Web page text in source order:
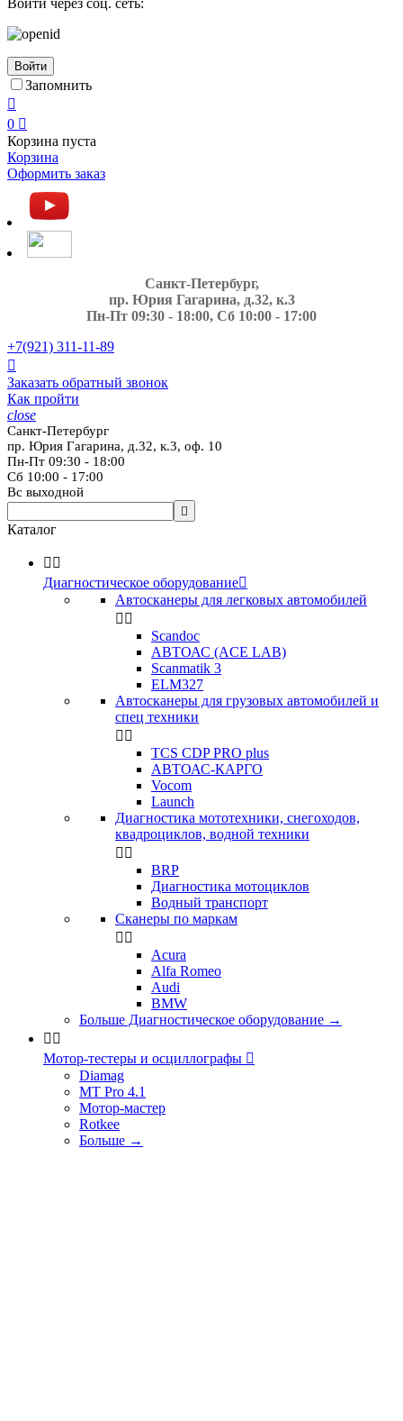
Войти через соц. сеть:
Войти
Запомнить

0 
Корзина пуста
Корзина
Оформить заказ
Санкт-Петербург,
пр. Юрия Гагарина, д.32, к.3
Пн-Пт 09:30 - 18:00, Сб 10:00 - 17:00
+7(921) 311-11-89

Заказать обратный звонок
Как пройти
close
Санкт-Петербург
пр. Юрия Гагарина, д.32, к.3, оф. 10
Пн-Пт 09:30 - 18:00
Сб 10:00 - 17:00
Вс выходной

Каталог
 
Диагностическое оборудование
Автосканеры для легковых автомобилей
 
Scandoc
АВТОАС (ACE LAB)
Scanmatik 3
ELM327
Автосканеры для грузовых автомобилей и
спец техники
 
TCS CDP PRO plus
АВТОАС-КАРГО
Vocom
Launch
Диагностика мототехники, снегоходов,
квадроциклов, водной техники
 
BRP
Диагностика мотоциклов
Водный транспорт
Сканеры по маркам
 
Acura
Alfa Romeo
Audi
BMW
Больше Диагностическое оборудование →
 
Мотор-тестеры и осциллографы 
Diamag
MT Pro 4.1
Мотор-мастер
Rotkee
Больше →